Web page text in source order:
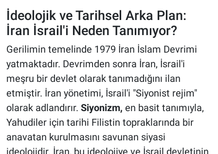
İdeolojik ve Tarihsel Arka Plan:
İran İsrail'i Neden Tanımıyor?
Gerilimin temelinde 1979 İran İslam Devrimi
yatmaktadır. Devrimden sonra İran, İsrail'i
meşru bir devlet olarak tanımadığını ilan
etmiştir. İran yönetimi, İsrail'i "Siyonist rejim"
olarak adlandırır. Siyonizm, en basit tanımıyla,
Yahudiler için tarihi Filistin topraklarında bir
anavatan kurulmasını savunan siyasi
ideolojidir. İran, bu ideolojiye ve İsrail devletinin